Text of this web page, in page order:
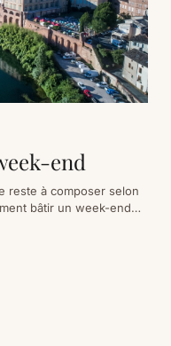
end
reste à composer selon
bâtir un week-end